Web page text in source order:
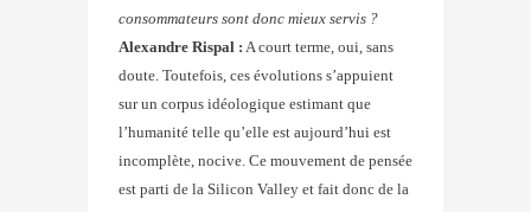
consommateurs sont donc mieux servis ?
Alexandre Rispal : A court terme, oui, sans
doute. Toutefois, ces évolutions s’appuient
sur un corpus idéologique estimant que
l’humanité telle qu’elle est aujourd’hui est
incomplète, nocive. Ce mouvement de pensée
est parti de la Silicon Valley et fait donc de la